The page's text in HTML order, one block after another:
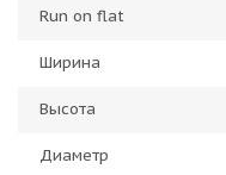
Run on flat
Ширина
Высота
Диаметр